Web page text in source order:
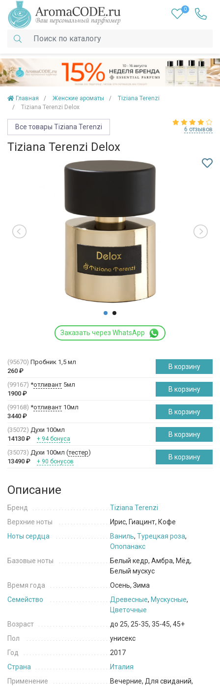
0
Главная Женские ароматы
Tiziana Terenzi
Tiziana Terenzi Delox
Все товары Tiziana Terenzi 6 отзывов
Tiziana Terenzi Delox
Заказать через WhatsApp
(95670) Пробник 1,5 мл
260 ₽
В корзину
(99167) *отливант 5мл
1900 ₽
В корзину
(99168) *отливант 10мл
3440 ₽
В корзину
(35072) Духи 100мл
14130 ₽ + 94 бонуса
В корзину
(35073) Духи 100мл (тестер)
13490 ₽ + 90 бонусов
В корзину
Описание
Бренд
Tiziana Terenzi
Верхние ноты
Ирис, Гиацинт, Кофе
Ноты сердца
Ваниль, Турецкая роза,
Опопанакс
Базовые ноты
Белый кедр, Амбра, Мёд,
Белый мускус
Время года
Осень, Зима
Семейство
Древесные, Мускусные,
Цветочные
Возраст
до 25, 25-35, 35-45, 45+
Пол
унисекс
Год
2017
Страна
Италия
Применение
Вечерние, Для свиданий,